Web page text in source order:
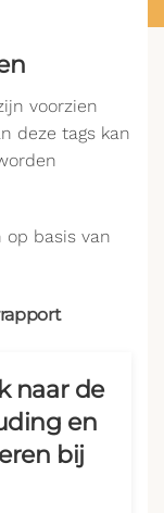
voorzien
deze tags kan
op basis van
naar de
en
bij